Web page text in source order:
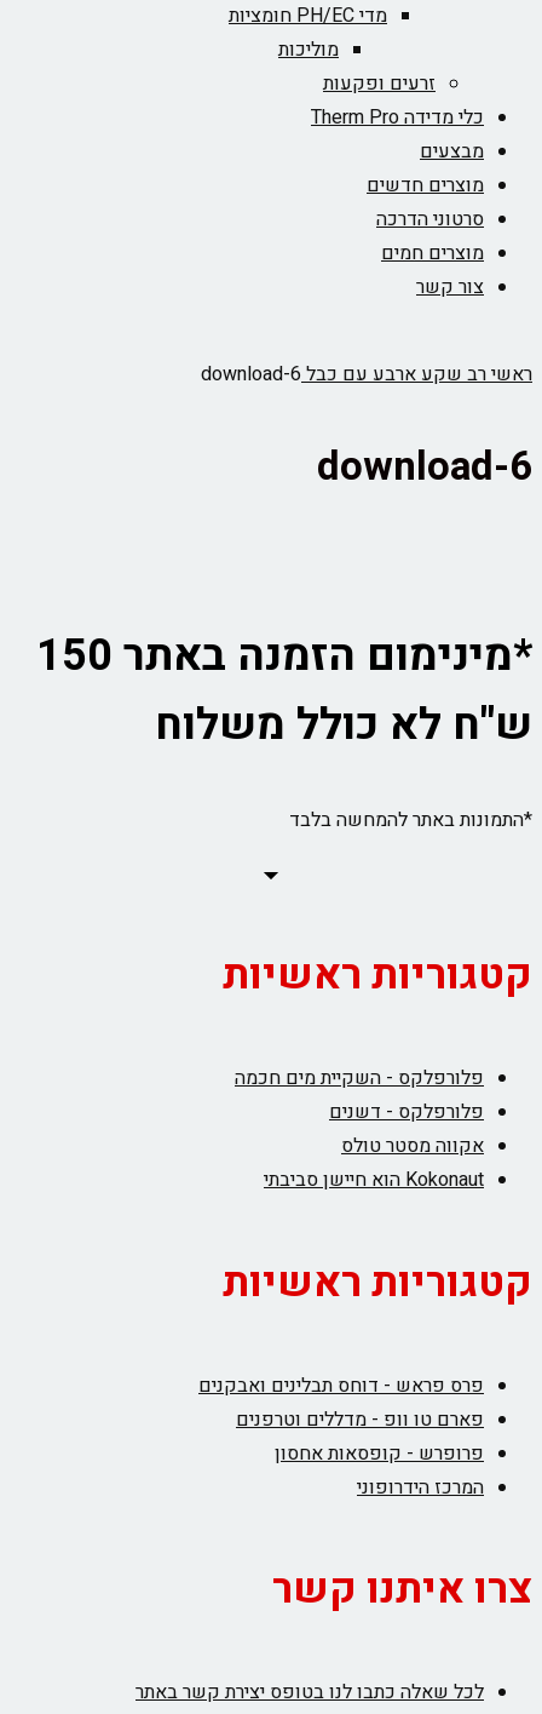
מדי PH/EC חומציות
מוליכות
זרעים ופקעות
כלי מדידה Therm Pro
מבצעים
מוצרים חדשים
סרטוני הדרכה
מוצרים חמים
צור קשר
ראשירב שקע ארבע עם כבל download-6
download-6
*מינימום הזמנה באתר 150
ש"ח לא כולל משלוח
*התמונות באתר להמחשה בלבד
קטגוריות ראשיות
פלורפלקס - השקיית מים חכמה
פלורפלקס - דשנים
אקווה מסטר טולס
Kokonaut הוא חיישן סביבתי
קטגוריות ראשיות
פרס פראש - דוחס תבלינים ואבקנים
פארם טו וופ - מדללים וטרפנים
פרופרש - קופסאות אחסון
המרכז הידרופוני
צרו איתנו קשר
לכל שאלה כתבו לנו בטופס יצירת קשר באתר